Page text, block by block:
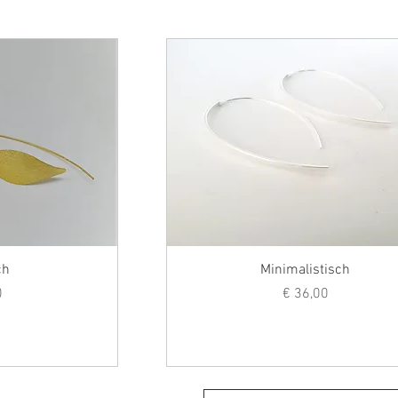
Minimalistisch
Prijs
€ 36,00